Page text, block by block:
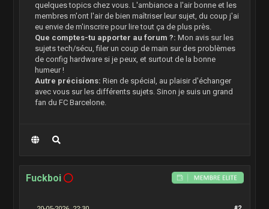
quelques topics chez vous. L'ambiance a l'air bonne et les
membres m'ont l'air de bien maîtriser leur sujet, du coup j'ai
eu envie de m'inscrire pour lire tout ça de plus près.
Que comptes-tu apporter au forum ?: Mon avis sur les
sujets tech/sécu, filer un coup de main sur des problèmes
de config hardware si je peux, et surtout de la bonne
humeur !
Autre précisions: Rien de spécial, au plaisir d'échanger
avec vous sur les différents sujets. Sinon je suis un grand
fan du FC Barcelone.
Fuckboi